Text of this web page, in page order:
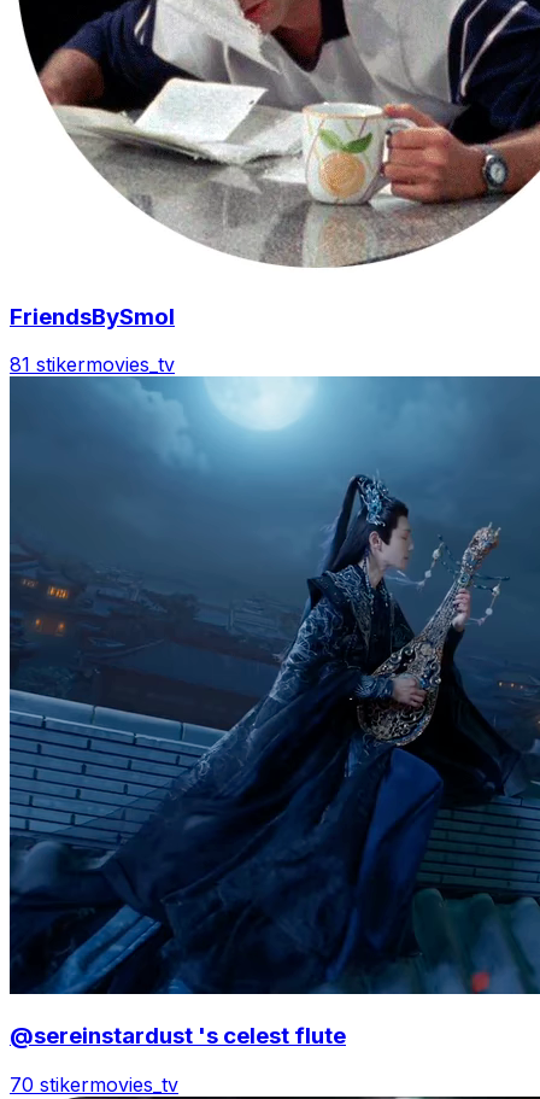
FriendsBySmol
81 stikermovies_tv
@sereinstardust 's celest flute
70 stikermovies_tv